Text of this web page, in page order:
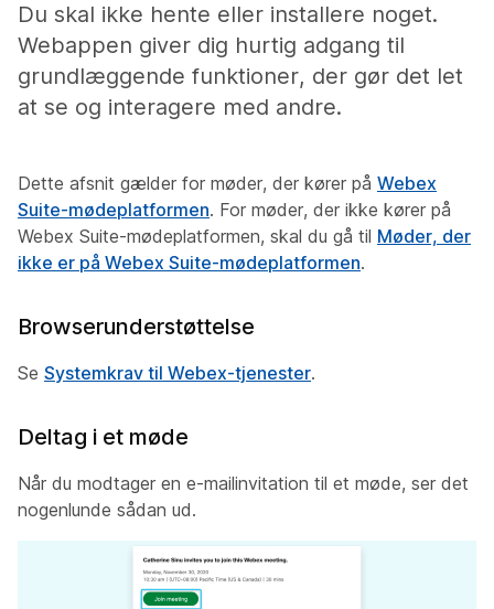
Du skal ikke hente eller installere noget.
Webappen giver dig hurtig adgang til
grundlæggende funktioner, der gør det let
at se og interagere med andre.
Dette afsnit gælder for møder, der kører på Webex
Suite-mødeplatformen. For møder, der ikke kører på
Webex Suite-mødeplatformen, skal du gå til Møder, der
ikke er på Webex Suite-mødeplatformen.
Browserunderstøttelse
Se Systemkrav til Webex-tjenester.
Deltag i et møde
Når du modtager en e-mailinvitation til et møde, ser det
nogenlunde sådan ud.